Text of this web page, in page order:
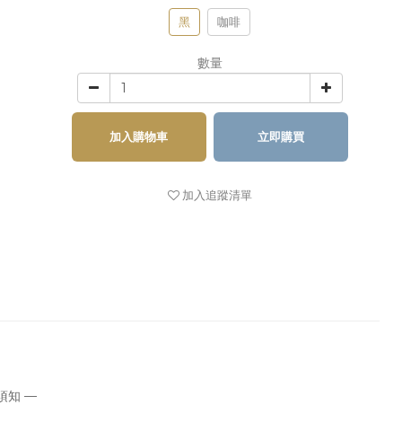
黑 咖啡
數量
加入購物車 立即購買
加入追蹤清單
知 —